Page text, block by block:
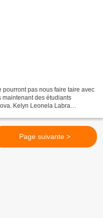
pas nous faire taire avec
maintenant des étudiants
Kelyn Leonela Labra
Page suivante >